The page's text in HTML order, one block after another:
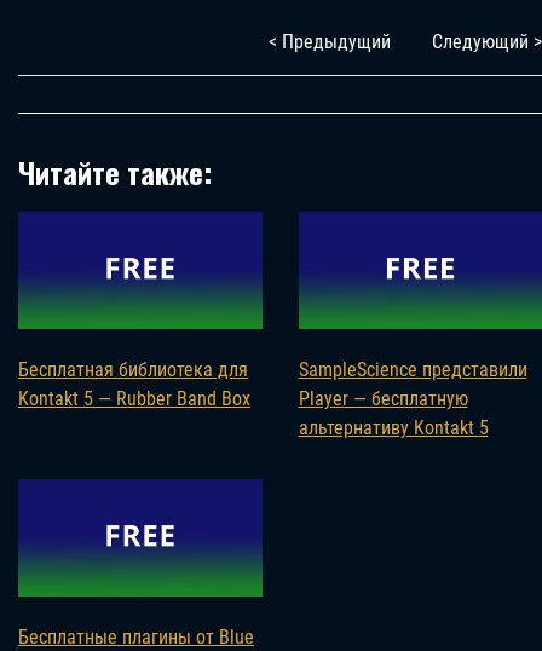
< Предыдущий Следующий >
Читайте также:
Бесплатная библиотека для
Kontakt 5 — Rubber Band Box
SampleScience представили
Player — бесплатную
альтернативу Kontakt 5
Бесплатные плагины от Blue